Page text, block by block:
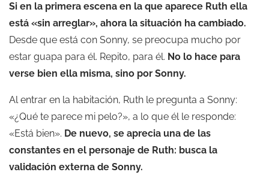
Si en la primera escena en la que aparece Ruth ella
está «sin arreglar», ahora la situación ha cambiado.
Desde que está con Sonny, se preocupa mucho por
estar guapa para él. Repito, para él. No lo hace para
verse bien ella misma, sino por Sonny.
Al entrar en la habitación, Ruth le pregunta a Sonny:
«¿Qué te parece mi pelo?», a lo que él le responde:
«Está bien». De nuevo, se aprecia una de las
constantes en el personaje de Ruth: busca la
validación externa de Sonny.